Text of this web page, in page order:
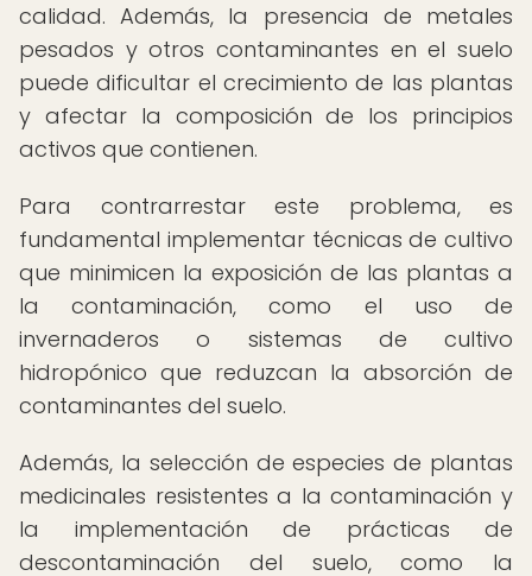
calidad. Además, la presencia de metales
pesados y otros contaminantes en el suelo
puede dificultar el crecimiento de las plantas
y afectar la composición de los principios
activos que contienen.
Para contrarrestar este problema, es
fundamental implementar técnicas de cultivo
que minimicen la exposición de las plantas a
la contaminación, como el uso de
invernaderos o sistemas de cultivo
hidropónico que reduzcan la absorción de
contaminantes del suelo.
Además, la selección de especies de plantas
medicinales resistentes a la contaminación y
la implementación de prácticas de
descontaminación del suelo, como la